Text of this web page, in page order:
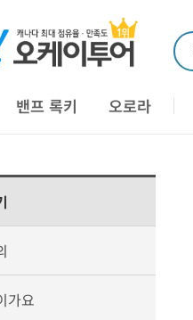
밴프 록키 오로라
가요